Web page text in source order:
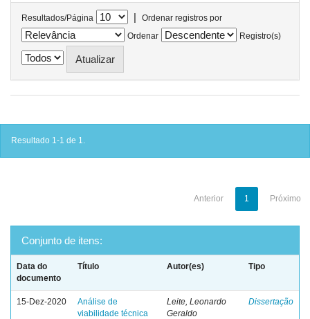
Resultados/Página |
Ordenar registros por
Ordenar
Registro(s)
Resultado 1-1 de 1.
Anterior 1 Próximo
Conjunto de itens:
Data do
documento
Título Autor(es) Tipo
15-Dez-2020
Análise de
viabilidade técnica
Leite, Leonardo
Geraldo
Dissertação